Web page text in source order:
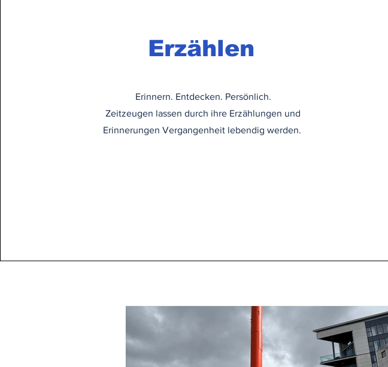
Erzählen
Erinnern. Entdecken. Persönlich.
Zeitzeugen lassen durch ihre Erzählungen und
Erinnerungen Vergangenheit lebendig werden.